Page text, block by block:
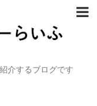
介するブログです